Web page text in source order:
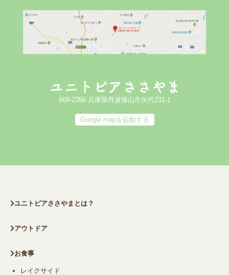
669-2356 兵庫県丹波篠山市矢代231-1
Google mapを起動する
ユニトピアささやまとは？
アウトドア
お食事
レイクサイド